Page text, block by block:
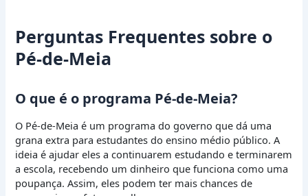
Perguntas Frequentes sobre o
Pé-de-Meia
O que é o programa Pé-de-Meia?
O Pé-de-Meia é um programa do governo que dá uma
grana extra para estudantes do ensino médio público. A
ideia é ajudar eles a continuarem estudando e terminarem
a escola, recebendo um dinheiro que funciona como uma
poupança. Assim, eles podem ter mais chances de